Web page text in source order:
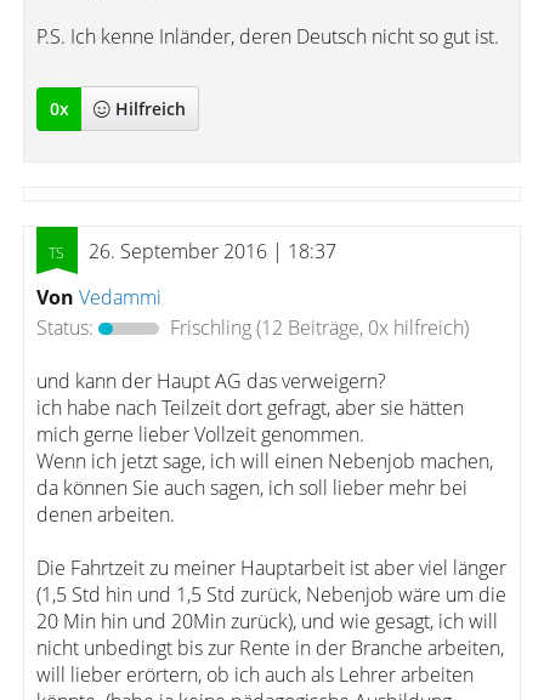
P.S. Ich kenne Inländer, deren Deutsch nicht so gut ist.
0x Hilfreich
26. September 2016 | 18:37
Von Vedammi
Status:
Frischling(12 Beiträge, 0x hilfreich)
und kann der Haupt AG das verweigern?
ich habe nach Teilzeit dort gefragt, aber sie hätten
mich gerne lieber Vollzeit genommen.
Wenn ich jetzt sage, ich will einen Nebenjob machen,
da können Sie auch sagen, ich soll lieber mehr bei
denen arbeiten.
Die Fahrtzeit zu meiner Hauptarbeit ist aber viel länger
(1,5 Std hin und 1,5 Std zurück, Nebenjob wäre um die
20 Min hin und 20Min zurück), und wie gesagt, ich will
nicht unbedingt bis zur Rente in der Branche arbeiten,
will lieber erörtern, ob ich auch als Lehrer arbeiten